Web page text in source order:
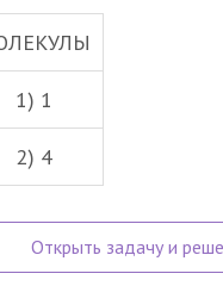
1) 1
2) 4